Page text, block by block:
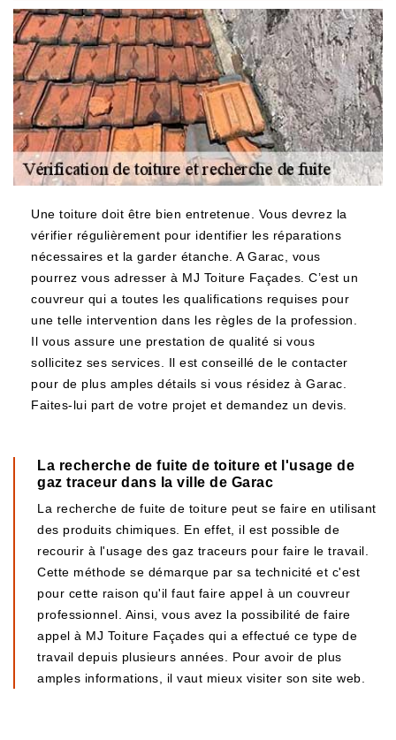
Une toiture doit être bien entretenue. Vous devrez la
vérifier régulièrement pour identifier les réparations
nécessaires et la garder étanche. A Garac, vous
pourrez vous adresser à MJ Toiture Façades. C’est un
couvreur qui a toutes les qualifications requises pour
une telle intervention dans les règles de la profession.
Il vous assure une prestation de qualité si vous
sollicitez ses services. Il est conseillé de le contacter
pour de plus amples détails si vous résidez à Garac.
Faites-lui part de votre projet et demandez un devis.
La recherche de fuite de toiture et l'usage de
gaz traceur dans la ville de Garac
La recherche de fuite de toiture peut se faire en utilisant
des produits chimiques. En effet, il est possible de
recourir à l'usage des gaz traceurs pour faire le travail.
Cette méthode se démarque par sa technicité et c'est
pour cette raison qu'il faut faire appel à un couvreur
professionnel. Ainsi, vous avez la possibilité de faire
appel à MJ Toiture Façades qui a effectué ce type de
travail depuis plusieurs années. Pour avoir de plus
amples informations, il vaut mieux visiter son site web.